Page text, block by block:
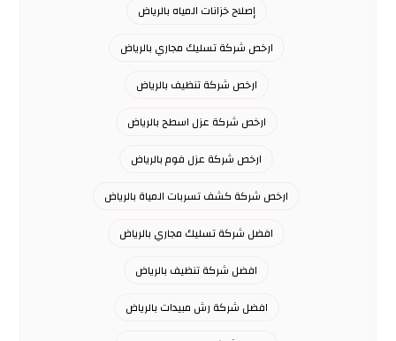
إصلاح خزانات المياه بالرياض
ارخص شركة تسليك مجاري بالرياض
ارخص شركة تنظيف بالرياض
ارخص شركة عزل اسطح بالرياض
ارخص شركة عزل فوم بالرياض
ارخص شركة كشف تسربات المياة بالرياض
افضل شركة تسليك مجاري بالرياض
افضل شركة تنظيف بالرياض
افضل شركة رش مبيدات بالرياض